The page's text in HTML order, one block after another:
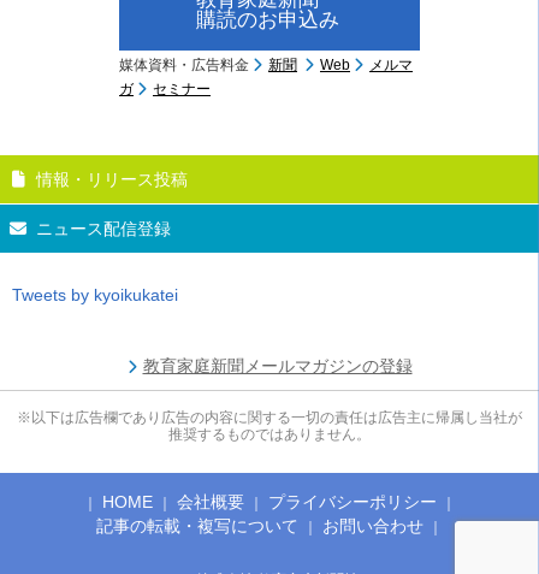
購読のお申込み
媒体資料・広告料金 新聞 Web
メルマ
ガ
セミナー
情報・リリース投稿
ニュース配信登録
Tweets by kyoikukatei
教育家庭新聞メールマガジンの登録
※以下は広告欄であり広告の内容に関する一切の責任は広告主に帰属し当社が
推奨するものではありません。
HOME 会社概要
プライバシーポリシー
記事の転載・複写について
お問い合わせ